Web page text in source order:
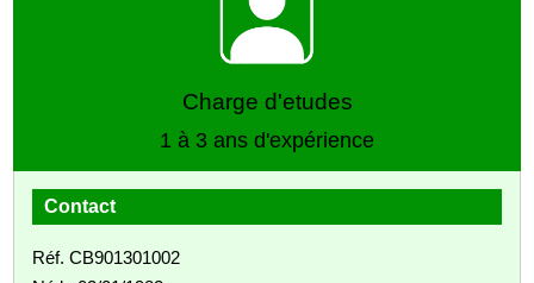
Charge d'etudes
1 à 3 ans d'expérience
Contact
Réf. CB901301002